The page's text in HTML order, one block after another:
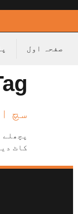
صفحہ اول
سچ
کاٹ